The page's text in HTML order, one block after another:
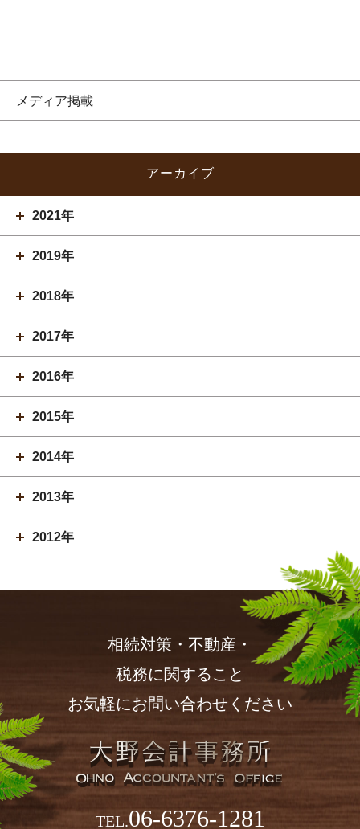
メディア掲載
アーカイブ
2021年
2019年
2018年
2017年
2016年
2015年
2014年
2013年
2012年
相続対策・不動産・
税務に関すること
お気軽にお問い合わせください
TEL.06-6376-1281